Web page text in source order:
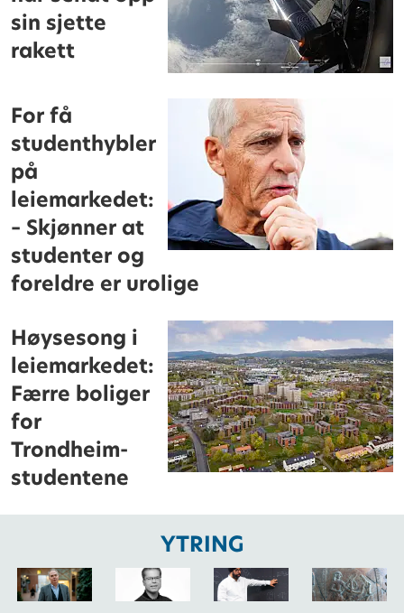
sin sjette
rakett
For få
studenthybler
på
leiemarkedet:
– Skjønner at
studenter og
foreldre er urolige
Høysesong i
leiemarkedet:
Færre boliger
for
Trondheim-
studentene
YTRING